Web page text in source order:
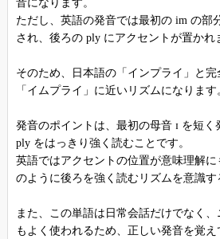
音になります。
ただし、英語の発音では最初の im の部
され、後ろの ply にアクセントが置かれ
そのため、日本語の「インプライ」と完
「イムプライ」に近いリズムになります
発音のポイントは、最初の母音 ɪ を短
ply をはっきり強く読むことです。
英語ではアクセントの位置が意味理解
のように後ろを強く読むリズムを意識す
また、この単語は日常会話だけでなく
もよく使われるため、正しい発音を覚